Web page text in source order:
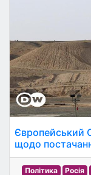
Європейський
щодо
Політика Росія